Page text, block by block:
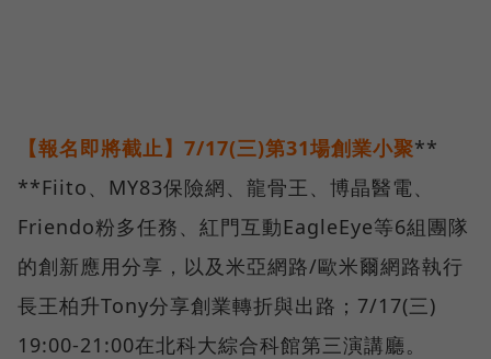
【報名即將截止】 7/17(三)第31場創業小聚**
**Fiito、MY83保險網、龍骨王、博晶醫電、
Friendo粉多任務、紅門互動EagleEye等6組團隊
的創新應用分享，以及米亞網路/歐米爾網路執行
長王柏升Tony分享創業轉折與出路；7/17(三)
19:00-21:00在北科大綜合科館第三演講廳。